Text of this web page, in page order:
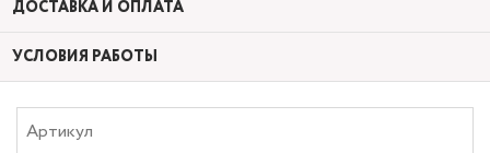
ДОСТАВКА И ОПЛАТА
УСЛОВИЯ РАБОТЫ